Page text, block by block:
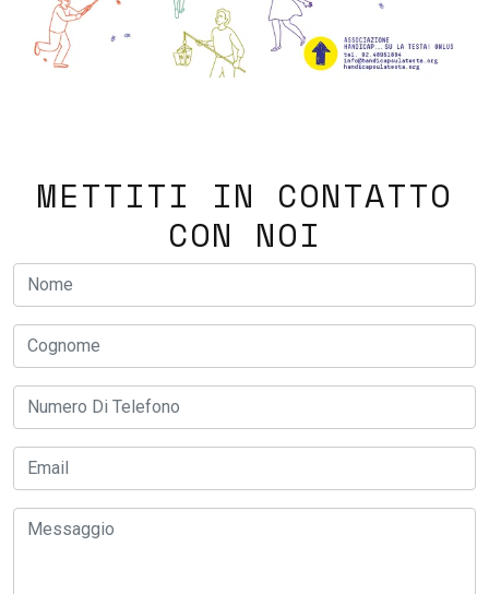
METTITI IN CONTATTO
CON NOI